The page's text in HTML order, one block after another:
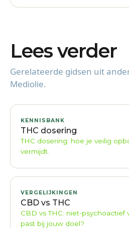
Lees verder
Gerelateerde gidsen uit
Mediolie.
KENNISBANK
THC dosering
THC dosering: hoe je veilig
vermijdt.
VERGELIJKINGEN
CBD vs THC
CBD vs THC: niet-psychoactief
past bij jouw doel?